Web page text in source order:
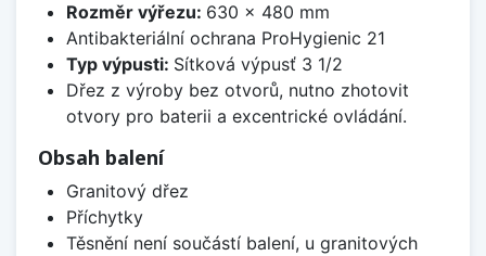
Rozměr výřezu: 630 x 480 mm
Antibakteriální ochrana ProHygienic 21
Typ výpusti: Sítková výpusť 3 1/2
Dřez z výroby bez otvorů, nutno zhotovit
otvory pro baterii a excentrické ovládání.
Obsah balení
Granitový dřez
Příchytky
Těsnění není součástí balení, u granitových